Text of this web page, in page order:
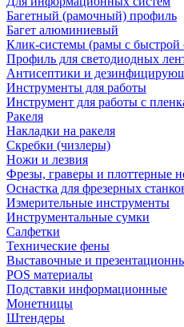
Багетный (рамочный) профиль
Багет алюминиевый
Клик-системы (рамы с
Профиль для светодиодных
Антисептики и
Инструменты для работы
Инструмент для работы с
Ракеля
Накладки на ракеля
Скребки (чизлеры)
Ножи и лезвия
Фрезы, граверы и плоттерные
Оснастка для фрезерных
Измерительные инструменты
Инструментальные сумки
Салфетки
Технические фены
Выставочные и
POS материалы
Подставки информационные
Монетницы
Штендеры